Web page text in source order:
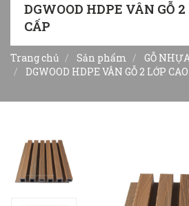
DGWOOD HDPE VÂN GỖ 2
CẤP
Trang chủ Sản phẩm
GỖ
DGWOOD HDPE VÂN GỖ 2 LỚP